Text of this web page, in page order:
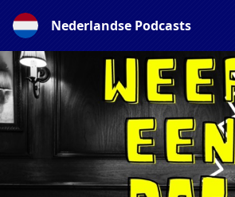
Nederlandse Podcasts